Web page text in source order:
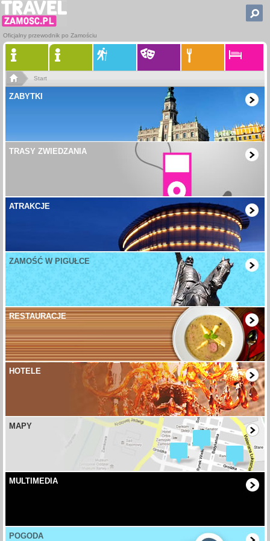
Oficjalny przewodnik po Zamościu
Start
ZABYTKI
TRASY ZWIEDZANIA
ATRAKCJE
ZAMOŚĆ W PIGUŁCE
RESTAURACJE
HOTELE
MAPY
MULTIMEDIA
POGODA